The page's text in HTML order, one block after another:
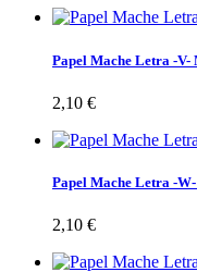
Papel Mache Letra -V-
2,10 €
Papel Mache Letra -
2,10 €